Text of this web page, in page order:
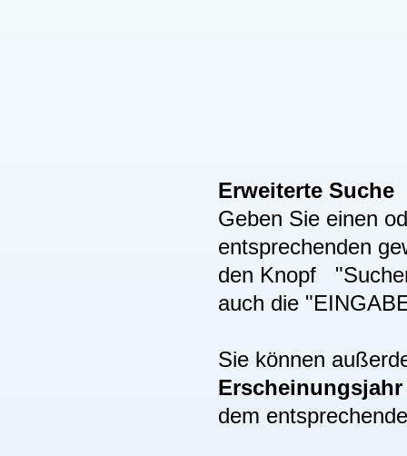
Erweiterte Suche
Geben Sie einen
entsprechenden
den Knopf
auch die
Sie können
dem